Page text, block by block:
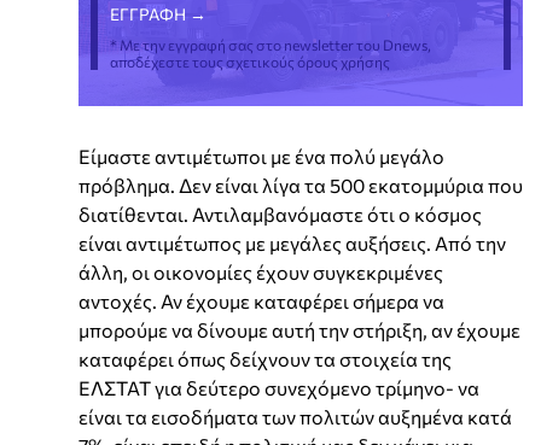
* Με την εγγραφή σας στο newsletter του Dnews,
αποδέχεστε τους σχετικούς όρους χρήσης
Είμαστε αντιμέτωποι με ένα πολύ μεγάλο
πρόβλημα. Δεν είναι λίγα τα 500 εκατομμύρια που
διατίθενται. Αντιλαμβανόμαστε ότι ο κόσμος
είναι αντιμέτωπος με μεγάλες αυξήσεις. Από την
άλλη, οι οικονομίες έχουν συγκεκριμένες
αντοχές. Αν έχουμε καταφέρει σήμερα να
μπορούμε να δίνουμε αυτή την στήριξη, αν έχουμε
καταφέρει όπως δείχνουν τα στοιχεία της
ΕΛΣΤΑΤ για δεύτερο συνεχόμενο τρίμηνο- να
είναι τα εισοδήματα των πολιτών αυξημένα κατά